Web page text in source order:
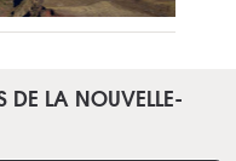
DE LA NOUVELLE-